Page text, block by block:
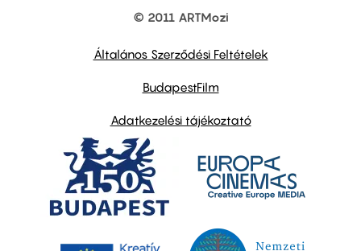
© 2011 ARTMozi
Általános Szerződési Feltételek
BudapestFilm
Adatkezelési tájékoztató